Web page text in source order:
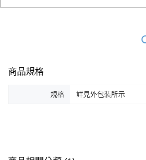
商品規格
規格 詳見外包裝所示